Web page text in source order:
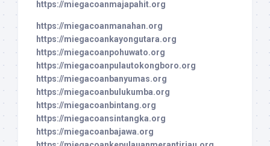
https://miegacoanmajapahit.org
https://miegacoanmanahan.org
https://miegacoankayongutara.org
https://miegacoanpohuwato.org
https://miegacoanpulautokongboro.org
https://miegacoanbanyumas.org
https://miegacoanbulukumba.org
https://miegacoanbintang.org
https://miegacoansintangka.org
https://miegacoanbajawa.org